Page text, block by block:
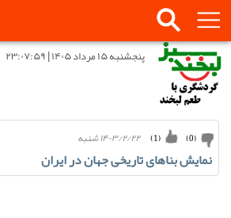
پنجشنبه ۱۵ مرداد ۱۴۰۵ | ۲۳:۰۷:۵۹
۱۴۰۳/۲/۲۲ شنبه (
1
) (
0
)
نمایش بناهای تاریخی جهان در ایران